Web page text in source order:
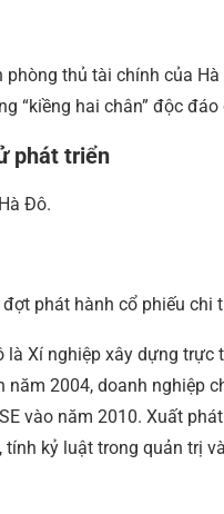
thủ tài chính của
“kiềng hai chân” độc đáo
phát triển
Đô.
phát hành cổ phiếu chi
là Xí nghiệp xây dựng trực
2004, doanh nghiệp
vào năm 2010. Xuất
kỷ luật trong quản trị